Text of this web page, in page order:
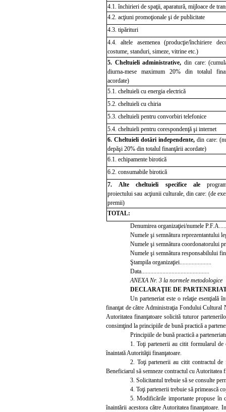
4.1. închirieri de spaţii, aparatură, mijloace de
4.2. acţiuni promoţionale şi de publicitate
4.3. tipărituri
4.4. altele asemenea(producţie/închiriere
costume, standuri, simeze, vitrine etc.)
5. Cheltuieli administrative,din care:
diurna-mese maximum 20% din totalul
acordate)
5.1. cheltuieli cu energia electrică
5.2. cheltuieli cu chiria
5.3. cheltuieli pentru convorbiri telefonice
5.4. cheltuieli pentru corespondenţă şi internet
6. Cheltuieli dotări independente, din care:
depăşi 20% din totalul finanţării acordate)
6.1. echipamente birotică
6.2. consumabile birotică
7.
Alte cheltuieli specifice ale
proiectului sau acţiunii culturale, din care: (de
premii)
TOTAL:
Denumirea organizaţiei/numele
Numele şi semnătura reprezentantului
Numele şi semnătura coordonatorului
Numele şi semnătura responsabilului
Ştampila organizaţiei.....................
Data.....................
ANEXA Nr. 3 la normele metodologice
DECLARAŢIE DE
Un parteneriat este o relaţie esenţială
finanţat de către Administraţia Fondului Cultural
Autoritatea finanţatoare solicită tuturor
consimţind la principiile de bună practică a
Principiile de bună practică a
1.Toţi partenerii au citit formularul de
înaintată Autorităţii finanţatoare.
2. Toţi partenerii au citit contractul
Beneficiarul să semneze contractul cu
3. Solicitantul trebuie să se consulte
4. Toţi partenerii trebuie să primească
5.Modificările importante propuse în
înaintării acestora către Autoritatea finanţatoare.